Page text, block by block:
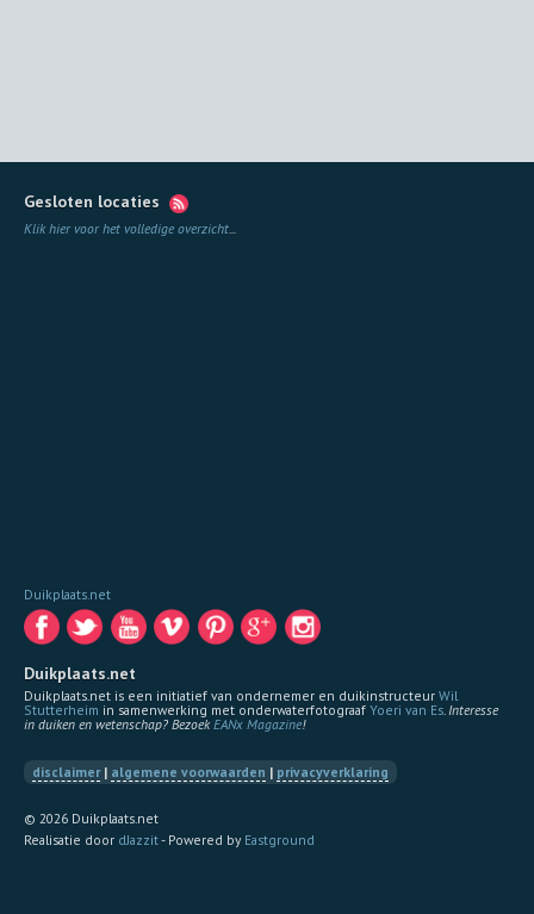
Gesloten locaties
Klik hier voor het volledige overzicht...
Duikplaats.net
Duikplaats.net
Duikplaats.net is een initiatief van ondernemer en duikinstructeur Wil
Stutterheim in samenwerking met onderwaterfotograaf Yoeri van Es.Interesse
in duiken en wetenschap? BezoekEANx Magazine!
disclaimer| algemene voorwaarden | privacyverklaring
© 2026 Duikplaats.net
Realisatie door dJazzit- Powered by Eastground